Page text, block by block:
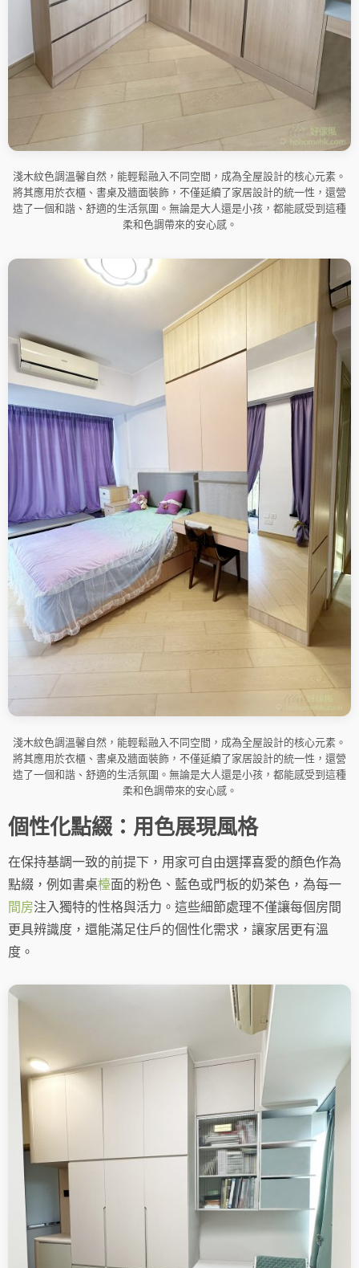
淺木紋色調溫馨自然，能輕鬆融入不同空間，成為全屋設計的核心元素。
將其應用於衣櫃、書桌及牆面裝飾，不僅延續了家居設計的統一性，還營
造了一個和諧、舒適的生活氛圍。無論是大人還是小孩，都能感受到這種
柔和色調帶來的安心感。
淺木紋色調溫馨自然，能輕鬆融入不同空間，成為全屋設計的核心元素。
將其應用於衣櫃、書桌及牆面裝飾，不僅延續了家居設計的統一性，還營
造了一個和諧、舒適的生活氛圍。無論是大人還是小孩，都能感受到這種
柔和色調帶來的安心感。
個性化點綴：用色展現風格
在保持基調一致的前提下，用家可自由選擇喜愛的顏色作為
點綴，例如書桌檯面的粉色、藍色或門板的奶茶色，為每一
間房注入獨特的性格與活力。這些細節處理不僅讓每個房間
更具辨識度，還能滿足住戶的個性化需求，讓家居更有溫
度。